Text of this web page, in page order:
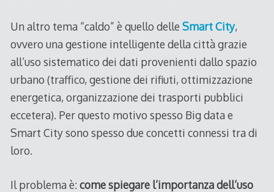
Un altro tema “caldo” è quello delle Smart City,
ovvero una gestione intelligente della città grazie
all’uso sistematico dei dati provenienti dallo spazio
urbano (traffico, gestione dei rifiuti, ottimizzazione
energetica, organizzazione dei trasporti pubblici
eccetera). Per questo motivo spesso Big data e
Smart City sono spesso due concetti connessi tra di
loro.
Il problema è:come spiegare l’importanza dell’uso